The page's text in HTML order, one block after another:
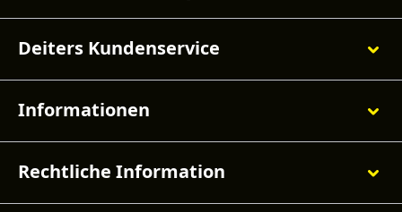
Deiters Kundenservice
Informationen
Rechtliche Information